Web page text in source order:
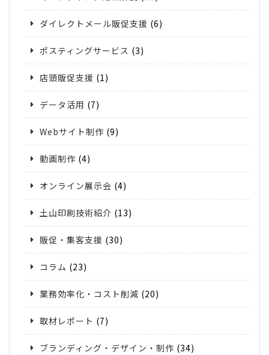
ダイレクトメール販促支援 (6)
ポスティングサービス (3)
店頭販促支援 (1)
データ活用 (7)
Webサイト制作 (9)
動画制作 (4)
オンライン展示会 (4)
土山印刷技術紹介 (13)
販促・集客支援 (30)
コラム (23)
業務効率化・コスト削減 (20)
取材レポート (7)
ブランディング・デザイン・制作 (34)